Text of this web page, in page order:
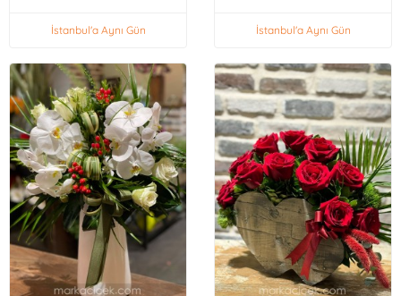
İstanbul'a Aynı Gün İstanbul'a Aynı Gün